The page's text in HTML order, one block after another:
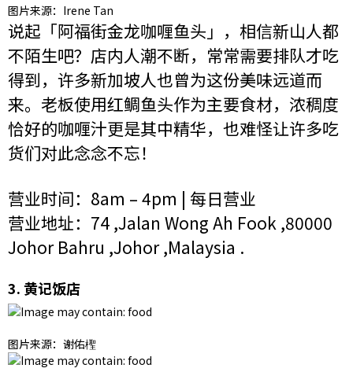
图片来源：Irene Tan
说起「阿福街金龙咖喱鱼头」，相信新山人都
不陌生吧？店内人潮不断，常常需要排队才吃
得到，许多新加坡人也曾为这份美味远道而
来。老板使用红鲷鱼头作为主要食材，浓稠度
恰好的咖喱汁更是其中精华，也难怪让许多吃
货们对此念念不忘！
营业时间：8am – 4pm | 每日营业
营业地址：74 ,Jalan Wong Ah Fook ,80000
Johor Bahru ,Johor ,Malaysia .
3. 黄记饭店
图片来源：谢佑檉‎